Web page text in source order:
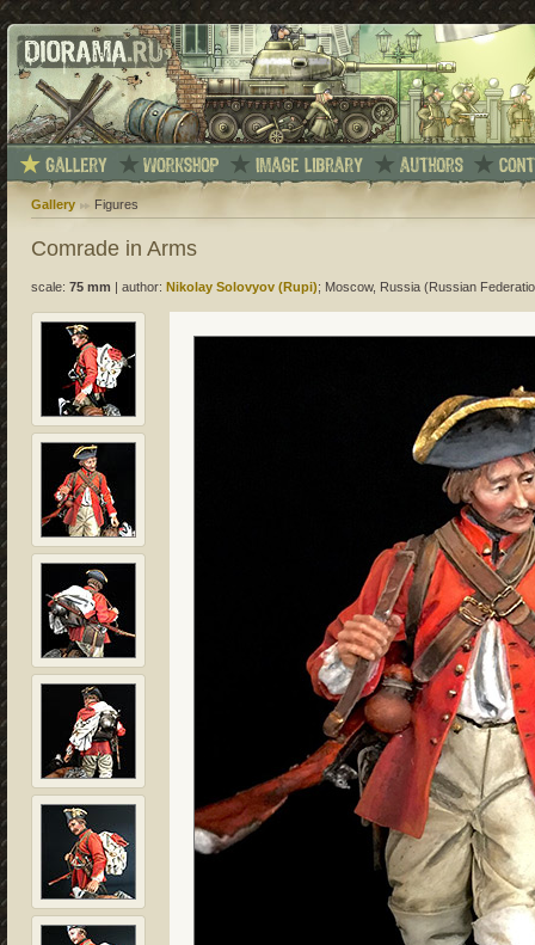
Gallery Figures
Comrade in Arms
scale: 75 mm author: Nikolay Solovyov (Rupi); Moscow, Russia (Russian